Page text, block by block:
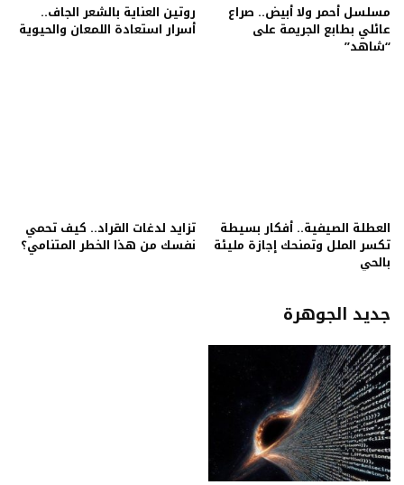
مسلسل أحمر ولا أبيض.. صراع
عائلي بطابع الجريمة على
“شاهد”
روتين العناية بالشعر الجاف..
أسرار استعادة اللمعان والحيوية
العطلة الصيفية.. أفكار بسيطة
تكسر الملل وتمنحك إجازة مليئة
بالحي
تزايد لدغات القراد.. كيف تحمي
نفسك من هذا الخطر المتنامي؟
جديد الجوهرة